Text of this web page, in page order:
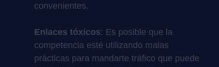
convenientes.
Enlaces tóxicos: Es posible que la
competencia esté utilizando malas
prácticas para mandarte tráfico que puede